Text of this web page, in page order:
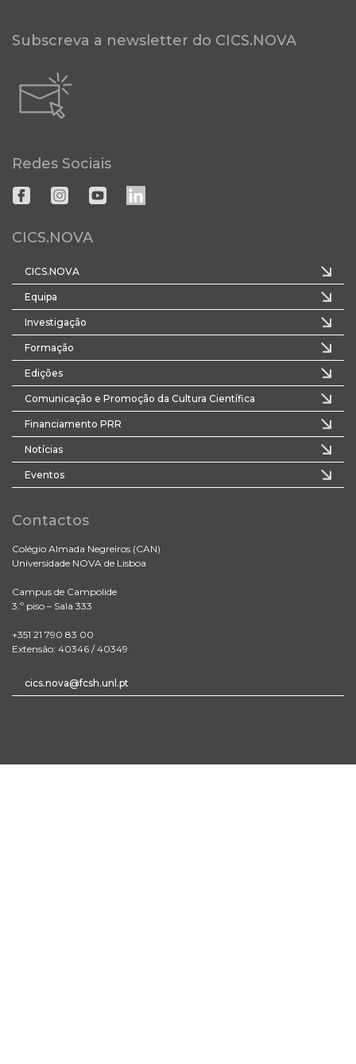
Subscreva a newsletter do CICS.NOVA
Redes Sociais
CICS.NOVA
CICS.NOVA
Equipa
Investigação
Formação
Edições
Comunicação e Promoção da Cultura Científica
Financiamento PRR
Notícias
Eventos
Contactos
Colégio Almada Negreiros (CAN)
Universidade NOVA de Lisboa
Campus de Campolide
3.º piso – Sala 333
+351 21 790 83 00
Extensão: 40346 / 40349
cics.nova@fcsh.unl.pt